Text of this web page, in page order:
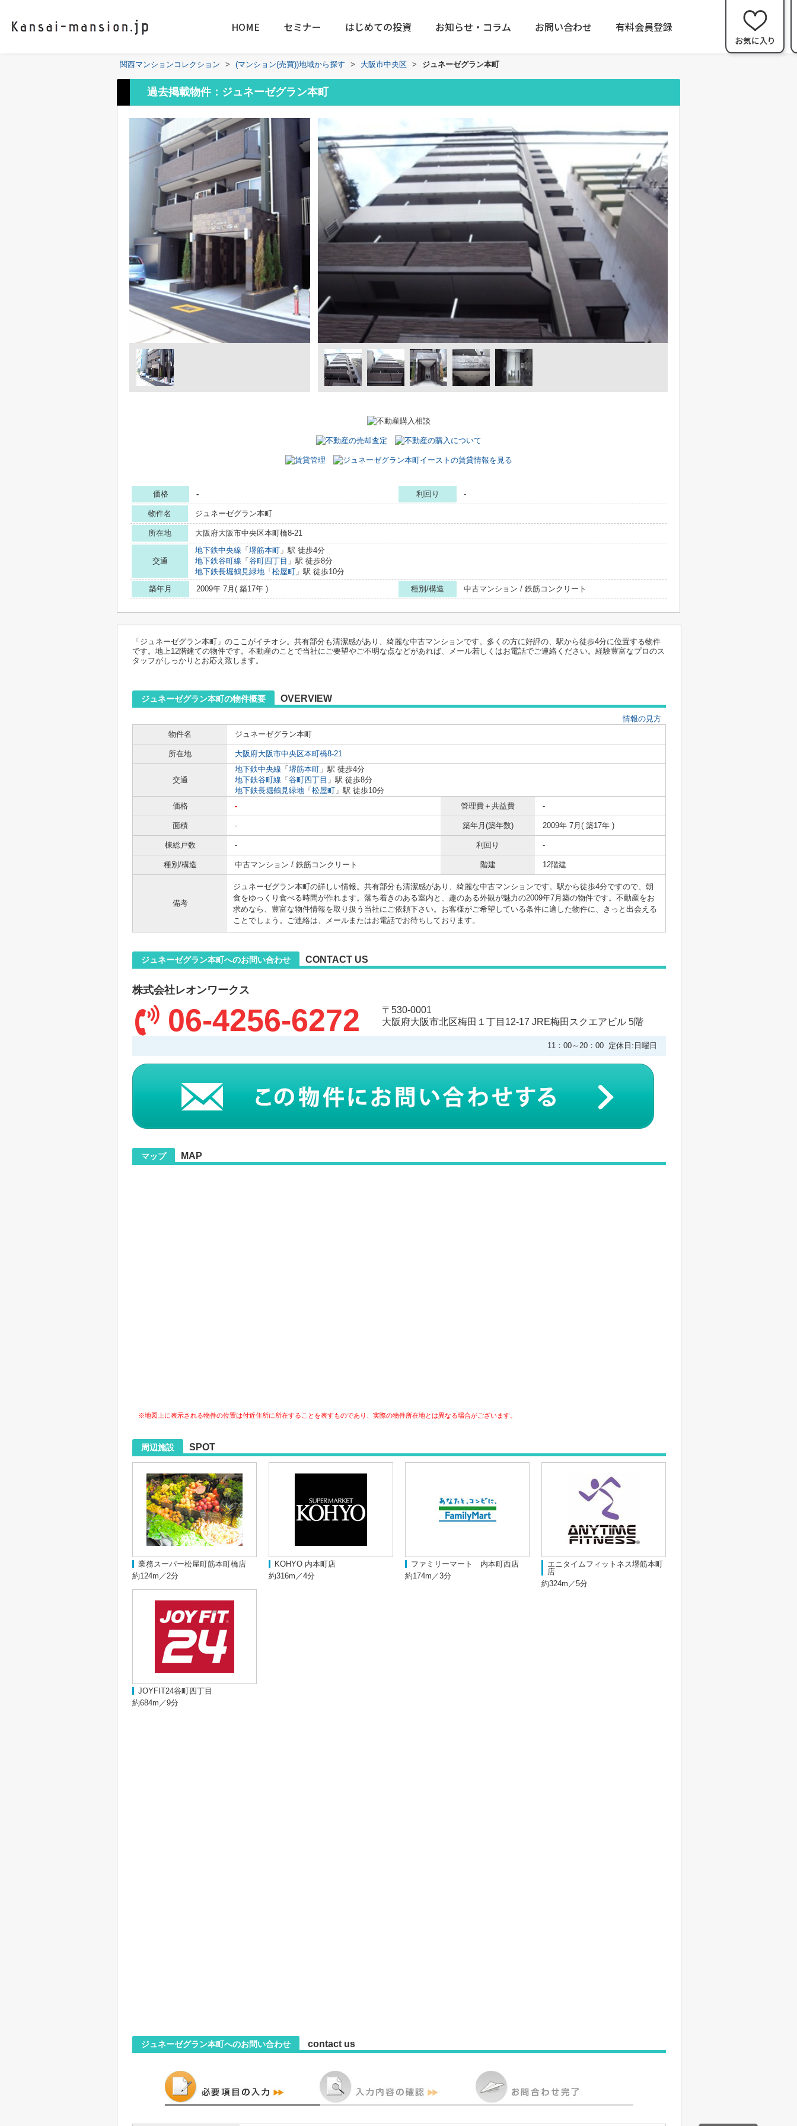
HOME セミナー はじめての投資 お知らせ・コラム お問い合わせ 有料会員登録
関西マンションコレクション > (マンション(売買))地域から探す > 大阪市中央区 > ジュネーゼグラン本町
過去掲載物件：ジュネーゼグラン本町
価格 - 利回り -
物件名 ジュネーゼグラン本町
所在地 大阪府大阪市中央区本町橋8-21
交通
地下鉄中央線 「 堺筋本町 」駅 徒歩4分
地下鉄谷町線 「 谷町四丁目 」駅 徒歩8分
地下鉄長堀鶴見緑地 「 松屋町 」駅 徒歩10分
築年月
2009年 7月( 築17年 ) 種別/構造 中古マンション / 鉄筋コンクリート
「ジュネーゼグラン本町」のここがイチオシ。共有部分も清潔感があり、綺麗な中古マンションです。多くの方に好評の、駅から徒歩4分に位置する物件
です。地上12階建ての物件です。不動産のことで当社にご要望やご不明な点などがあれば、メール若しくはお電話でご連絡ください。経験豊富なプロのス
タッフがしっかりとお応え致します。
ジュネーゼグラン本町の物件概要 OVERVIEW
情報の見方
物件名
ジュネーゼグラン本町
所在地 大阪府大阪市中央区本町橋8-21
交通
地下鉄中央線 「 堺筋本町 」駅 徒歩4分
地下鉄谷町線 「 谷町四丁目 」駅 徒歩8分
地下鉄長堀鶴見緑地 「 松屋町 」駅 徒歩10分
価格
- 管理費＋共益費 -
面積 - 築年月(築年数) 2009年 7月( 築17年 )
棟総戸数 - 利回り -
種別/構造 中古マンション / 鉄筋コンクリート 階建 12階建
備考
ジュネーゼグラン本町の詳しい情報。共有部分も清潔感があり、綺麗な中古マンションです。駅から徒歩4分ですので、朝
食をゆっくり食べる時間が作れます。落ち着きのある室内と、趣のある外観が魅力の2009年7月築の物件です。不動産をお
求めなら、豊富な物件情報を取り扱う当社にご依頼下さい。お客様がご希望している条件に適した物件に、きっと出会える
ことでしょう。ご連絡は、メールまたはお電話でお待ちしております。
ジュネーゼグラン本町へのお問い合わせ CONTACT US
株式会社レオンワークス
06-4256-6272
〒530-0001
大阪府大阪市北区梅田１丁目12-17 JRE梅田スクエアビル 5階
11：00～20：00 定休日:日曜日
マップ MAP
※地図上に表示される物件の位置は付近住所に所在することを表すものであり、実際の物件所在地とは異なる場合がございます。
周辺施設 SPOT
業務スーパー松屋町筋本町橋店
約124m／2分
KOHYO 内本町店
約316m／4分
ファミリーマート 内本町西店
約174m／3分
エニタイムフィットネス堺筋本町
店
約324m／5分
JOYFIT24谷町四丁目
約684m／9分
ジュネーゼグラン本町へのお問い合わせ contact us